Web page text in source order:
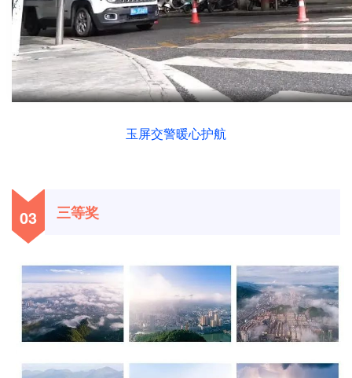
玉屏交警暖心护航
03 三等奖